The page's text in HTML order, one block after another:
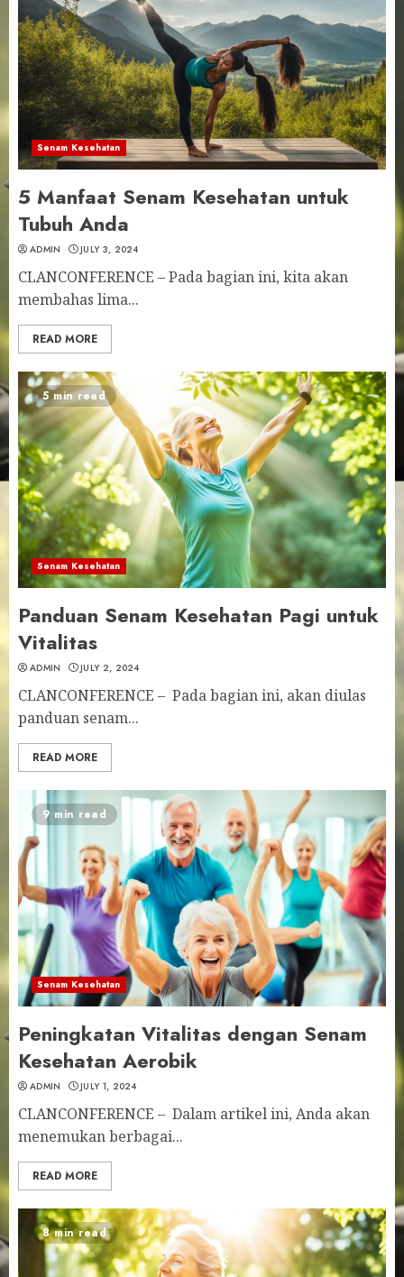
Senam Kesehatan
5 Manfaat Senam Kesehatan untuk
Tubuh Anda
ADMIN JULY 3, 2024
CLANCONFERENCE – Pada bagian ini, kita akan
membahas lima...
READ MORE
5 min read
Senam Kesehatan
Panduan Senam Kesehatan Pagi untuk
Vitalitas
ADMIN JULY 2, 2024
CLANCONFERENCE – Pada bagian ini, akan diulas
panduan senam...
READ MORE
9 min read
Senam Kesehatan
Peningkatan Vitalitas dengan Senam
Kesehatan Aerobik
ADMIN JULY 1, 2024
CLANCONFERENCE – Dalam artikel ini, Anda akan
menemukan berbagai...
READ MORE
8 min read